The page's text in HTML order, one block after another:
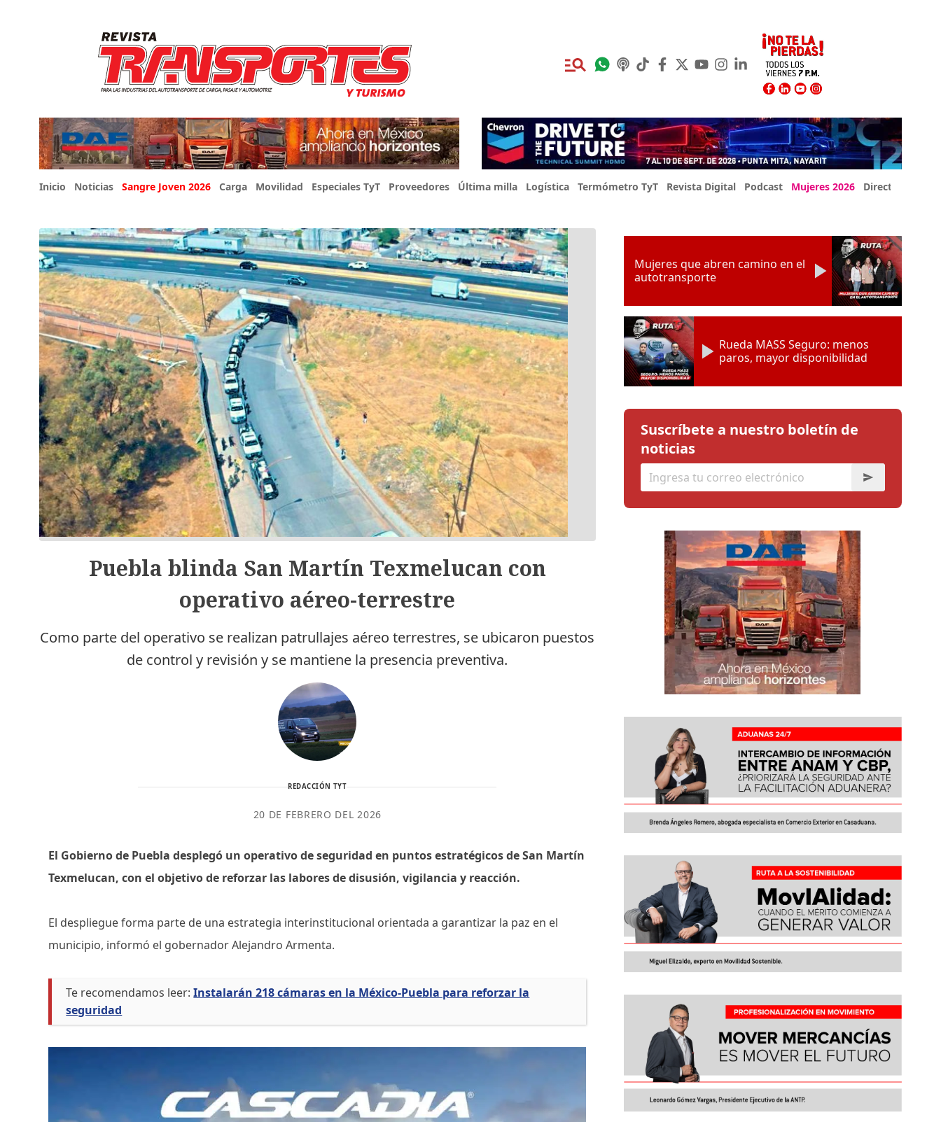
Inicio Noticias Sangre Joven 2026 Carga Movilidad Especiales TyT Proveedores Última milla Logística Termómetro TyT Revista Digital Podcast Mujeres 2026 Directorio Expo
Puebla blinda San Martín Texmelucan con
operativo aéreo-terrestre
Como parte del operativo se realizan patrullajes aéreo terrestres, se ubicaron puestos
de control y revisión y se mantiene la presencia preventiva.
REDACCIÓN TYT
20 DE FEBRERO DEL 2026
El Gobierno de Puebla desplegó un operativo de seguridad en puntos estratégicos de San Martín
Texmelucan, con el objetivo de reforzar las labores de disusión, vigilancia y reacción.
El despliegue forma parte de una estrategia interinstitucional orientada a garantizar la paz en el
municipio, informó el gobernador Alejandro Armenta.
Te recomendamos leer: Instalarán 218 cámaras en la México-Puebla para reforzar la
seguridad
Mujeres que abren camino en el
autotransporte
Rueda MASS Seguro: menos
paros, mayor disponibilidad
Suscríbete a nuestro boletín de
noticias